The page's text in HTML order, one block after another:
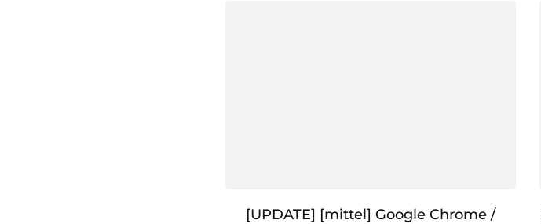
[UPDATE] [mittel] Google Chrome /